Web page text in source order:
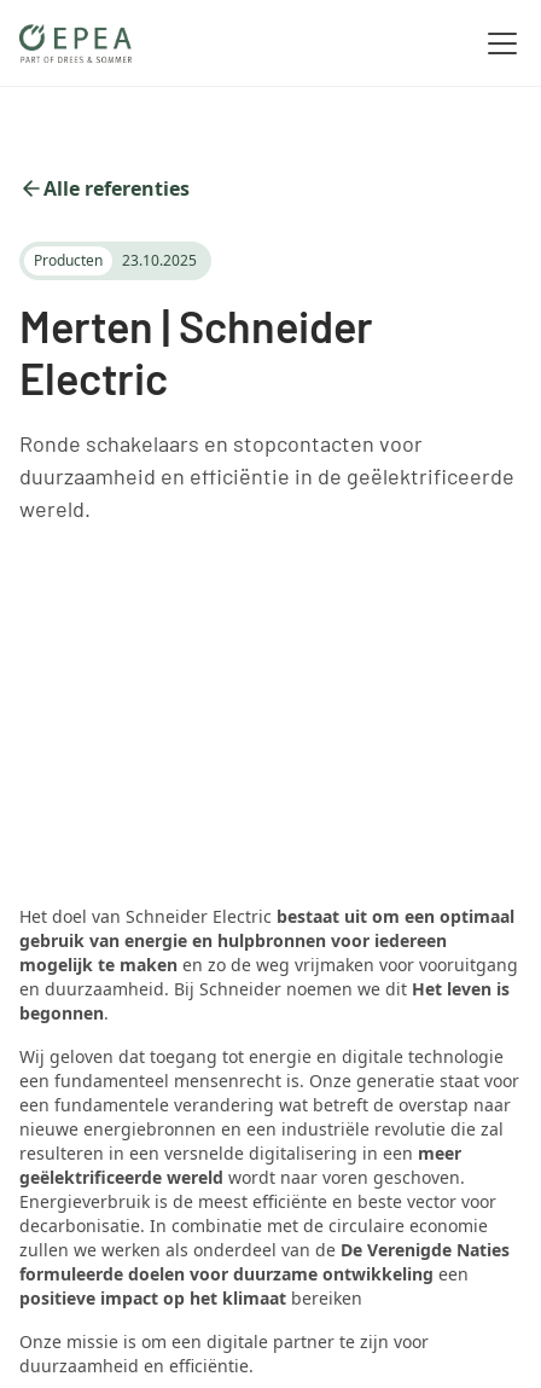
Alle referenties
Producten 23.10.2025
Merten | Schneider
Electric
Ronde schakelaars en stopcontacten voor
duurzaamheid en efficiëntie in de geëlektrificeerde
wereld.
Het doel van Schneider Electric bestaat uit om een optimaal
gebruik van energie en hulpbronnen voor iedereen
mogelijk te maken en zo de weg vrijmaken voor vooruitgang
en duurzaamheid. Bij Schneider noemen we dit Het leven is
begonnen.
Wij geloven dat toegang tot energie en digitale technologie
een fundamenteel mensenrecht is. Onze generatie staat voor
een fundamentele verandering wat betreft de overstap naar
nieuwe energiebronnen en een industriële revolutie die zal
resulteren in een versnelde digitalisering in een meer
geëlektrificeerde wereld wordt naar voren geschoven.
Energieverbruik is de meest efficiënte en beste vector voor
decarbonisatie. In combinatie met de circulaire economie
zullen we werken als onderdeel van de De Verenigde Naties
formuleerde doelen voor duurzame ontwikkeling een
positieve impact op het klimaat bereiken
Onze missie is om een digitale partner te zijn voor
duurzaamheid en efficiëntie.